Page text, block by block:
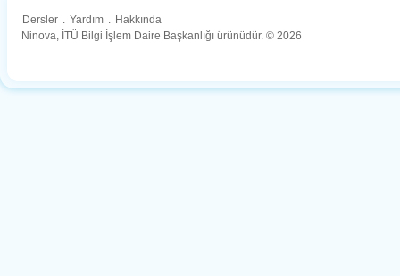
Dersler . Yardım . Hakkında
Ninova, İTÜ Bilgi İşlem Daire Başkanlığı ürünüdür. © 2026